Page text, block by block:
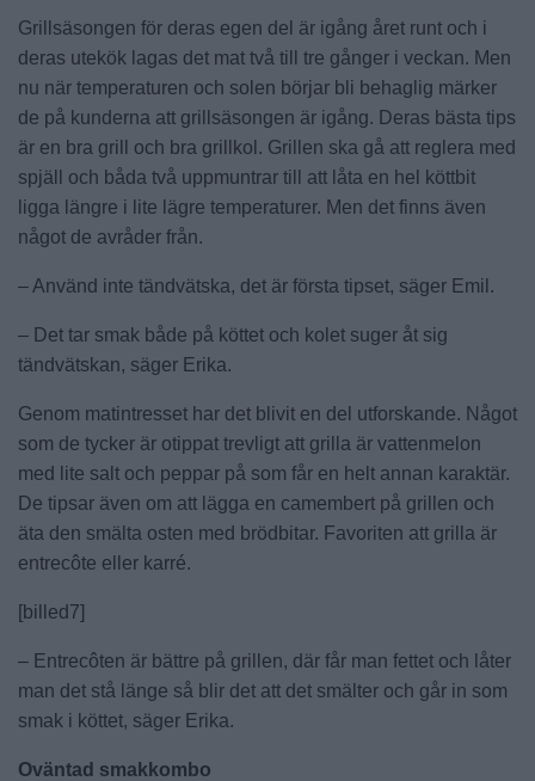
Grillsäsongen för deras egen del är igång året runt och i
deras utekök lagas det mat två till tre gånger i veckan. Men
nu när temperaturen och solen börjar bli behaglig märker
de på kunderna att grillsäsongen är igång. Deras bästa tips
är en bra grill och bra grillkol. Grillen ska gå att reglera med
spjäll och båda två uppmuntrar till att låta en hel köttbit
ligga längre i lite lägre temperaturer. Men det finns även
något de avråder från.
– Använd inte tändvätska, det är första tipset, säger Emil.
– Det tar smak både på köttet och kolet suger åt sig
tändvätskan, säger Erika.
Genom matintresset har det blivit en del utforskande. Något
som de tycker är otippat trevligt att grilla är vattenmelon
med lite salt och peppar på som får en helt annan karaktär.
De tipsar även om att lägga en camembert på grillen och
äta den smälta osten med brödbitar. Favoriten att grilla är
entrecôte eller karré.
[billed7]
– Entrecôten är bättre på grillen, där får man fettet och låter
man det stå länge så blir det att det smälter och går in som
smak i köttet, säger Erika.
Oväntad smakkombo